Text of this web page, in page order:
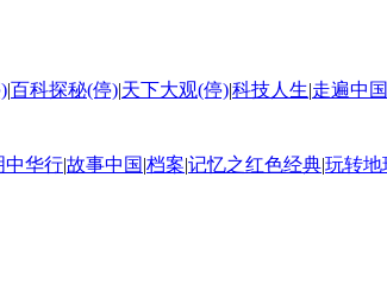
|百科探秘(停)|天下大观(停)|科技人生|走遍中国
中华行|故事中国|档案|记忆之红色经典|玩转地